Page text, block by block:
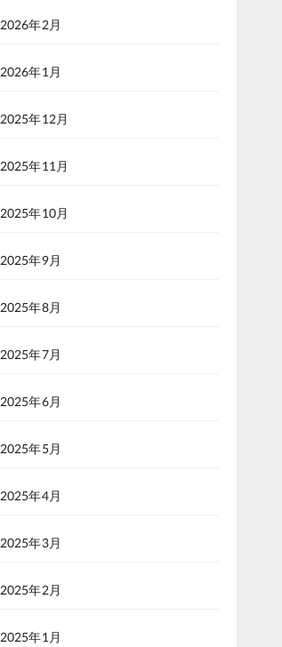
2026年2月
2026年1月
2025年12月
2025年11月
2025年10月
2025年9月
2025年8月
2025年7月
2025年6月
2025年5月
2025年4月
2025年3月
2025年2月
2025年1月